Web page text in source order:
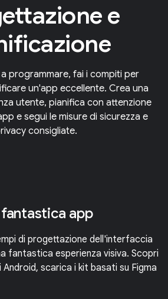
e
a programmare, fai i compiti per
un'app eccellente. Crea una
utente, pianifica con attenzione
e segui le misure di sicurezza e
consigliate.
app
di progettazione dell'interfaccia
fantastica esperienza visiva. Scopri
Android, scarica i kit basati su Figma